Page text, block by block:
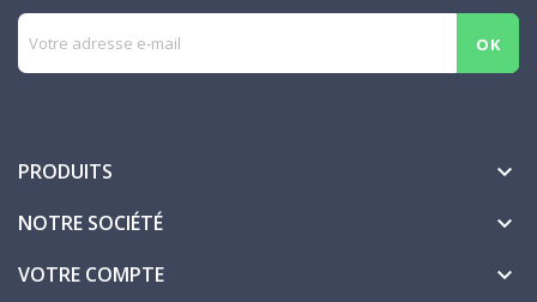
PRODUITS 
NOTRE SOCIÉTÉ 
VOTRE COMPTE 